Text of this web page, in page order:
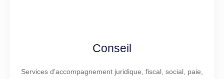
Conseil
Services d'accompagnement juridique, fiscal, social, paie,